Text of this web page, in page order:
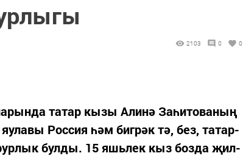
2103 0 0
та­тар кы­зы Али­нә За­һи­то­ва­ның
Рос­сия һәм биг­рәк тә, без, та­тар­
бул­ды. 15 яшь­лек кыз боз­да җил­